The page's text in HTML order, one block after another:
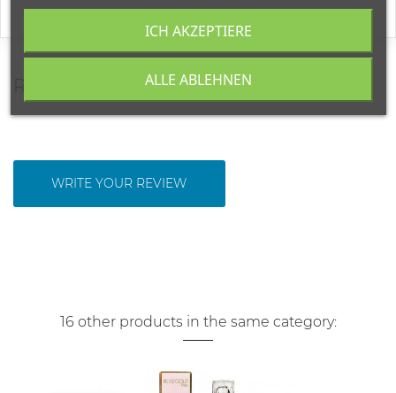
WRITE YOUR REVIEW
16 other products in the same category:
ALLE ABLEHNEN
ICH AKZEPTIERE